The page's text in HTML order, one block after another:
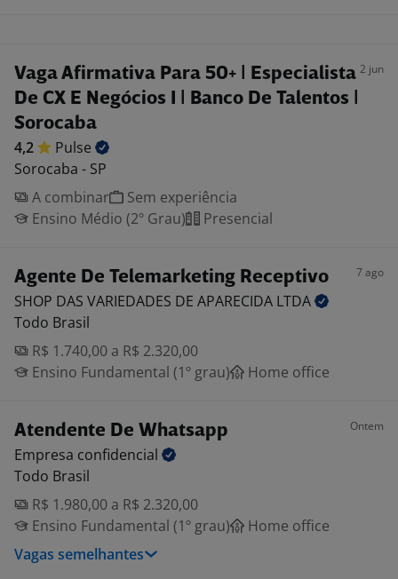
Vaga Afirmativa Para 50+ | Especialista
De CX E Negócios I | Banco De Talentos |
Sorocaba
2 jun
4,2
Pulse
Sorocaba - SP
A combinar
Sem experiência
Ensino Médio (2º Grau)
Presencial
Agente De Telemarketing Receptivo 7 ago
SHOP DAS VARIEDADES DE APARECIDA LTDA
Todo Brasil
R$ 1.740,00 a R$ 2.320,00
Ensino Fundamental (1º grau)
Home office
Atendente De Whatsapp Ontem
Empresa confidencial
Todo Brasil
R$ 1.980,00 a R$ 2.320,00
Ensino Fundamental (1º grau)
Home office
Vagas semelhantes